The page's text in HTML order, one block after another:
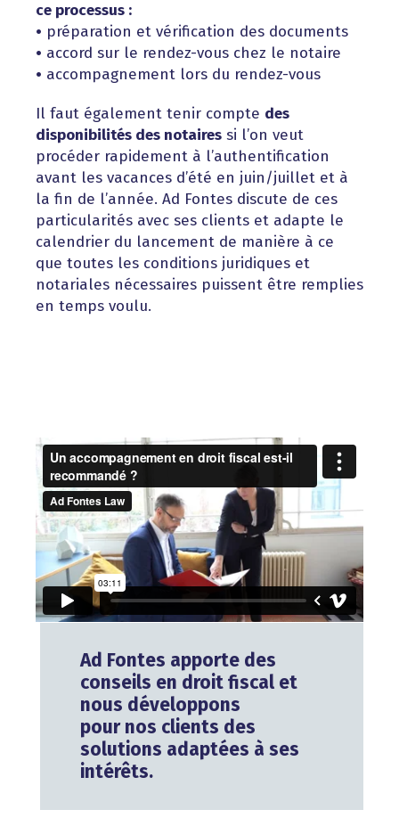
ce processus :
• préparation et vérification des documents
• accord sur le rendez-vous chez le notaire
• accompagnement lors du rendez-vous
Il faut également tenir compte des
disponibilités des notaires si l’on veut
procéder rapidement à l’authentification
avant les vacances d’été en juin/juillet et à
la fin de l’année. Ad Fontes discute de ces
particularités avec ses clients et adapte le
calendrier du lancement de manière à ce
que toutes les conditions juridiques et
notariales nécessaires puissent être remplies
en temps voulu.
Ad Fontes apporte des
conseils en droit fiscal et
nous développons
pour nos clients des
solutions adaptées à ses
intérêts.